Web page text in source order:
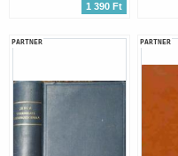
1 390 Ft
PARTNER PARTNER